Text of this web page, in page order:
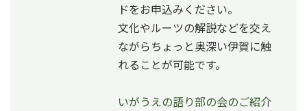
ドをお申込みください。
文化やルーツの解説などを交え
ながらちょっと奥深い伊賀に触
れることが可能です。
いがうえの語り部の会のご紹介